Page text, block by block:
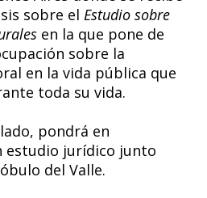
sobre el Estudio sobre
en la que pone de
sobre la
en la vida pública que
toda su vida.
pondrá en
estudio jurídico junto
del Valle.